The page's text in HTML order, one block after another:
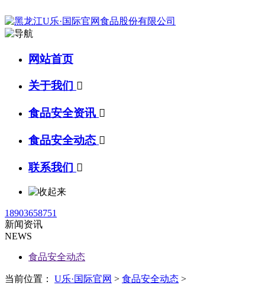
网站首页
关于我们 
食品安全资讯 
食品安全动态 
联系我们 
18903658751
新闻资讯
NEWS
食品安全动态
当前位置： U乐·国际官网 > 食品安全动态 >